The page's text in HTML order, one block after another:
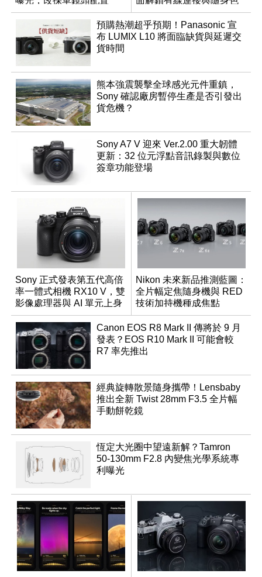
調編輯
預購熱潮超乎預期！Panasonic 宣
布 LUMIX L10 將面臨缺貨與延遲交
貨時間
熊本強震襲擊全球感光元件重鎮，
Sony 確認廠房暫停生產是否引發出
貨危機？
Sony A7 V 迎來 Ver.2.00 重大韌體
更新：32 位元浮點音訊錄製與數位
簽章功能登場
Sony 正式發表第五代高倍
率一體式相機 RX10 V，雙
影像處理器與 AI 單元上身
Nikon 未來新品推測藍圖：
全片幅定焦隨身機與 RED
技術加持機種成焦點
Canon EOS R8 Mark II 傳將於 9 月
發表？EOS R10 Mark II 可能會較
R7 率先推出
經典旋轉散景隨身攜帶！Lensbaby
推出全新 Twist 28mm F3.5 全片幅
手動餅乾鏡
恆定大光圈中望遠新解？Tamron
50-130mm F2.8 內變焦光學系統專
利曝光